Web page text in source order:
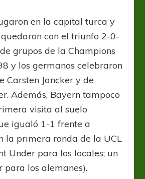
en la capital turca y
con el triunfo 2-0-
grupos de la Champions
y los germanos celebraron
Carsten Jancker y de
Además, Bayern tampoco
visita al suelo
igualó 1-1 frente a
la primera ronda de la UCL
Under para los locales; un
para los alemanes).